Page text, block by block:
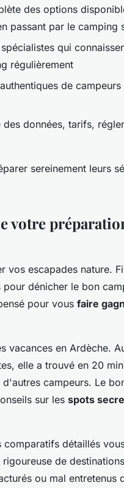
des options
passant par le camping
qui
régulièrement
de campeurs
données, tarifs,
sereinement leurs
votre
vos escapades nature.
dénicher le bon
pour vous faire
vacances en Ardèche.
elle a trouvé en 20
campeurs. Le
sur les spots
détaillés
de
ou mal entretenus